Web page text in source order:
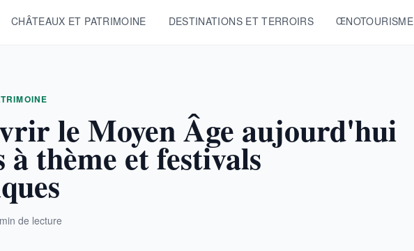
CHÂTEAUX ET PATRIMOINE DESTINATIONS ET TERROIRS ŒNOTOURISME
le Moyen Âge aujourd'hui
à thème et festivals
de lecture